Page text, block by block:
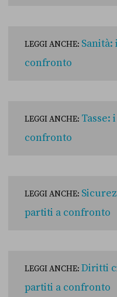
LEGGI ANCHE:
confronto
LEGGI ANCHE: Tasse:
confronto
LEGGI ANCHE:
partiti a confronto
LEGGI ANCHE: Diritti
partiti a confronto